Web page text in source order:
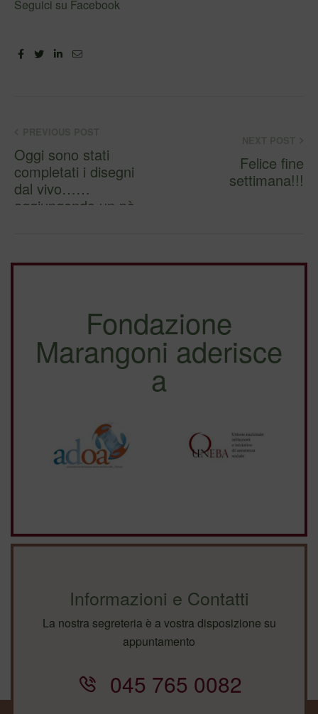
Seguici su Facebook
FacebookTwitterLinkedin
Email
Oggi sono stati
completati i disegni
dal vivo…
aggiungendo un pò
Felice fine
settimana!!!
Fondazione
Marangoni aderisce
a
Informazioni e Contatti
La nostra segreteria è a vostra disposizione su
appuntamento
045 765 0082